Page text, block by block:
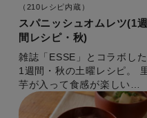
（210レシピ内蔵）
スパニッシュオムレツ(1週
間レシピ・秋)
雑誌「ESSE」とコラボした
1週間・秋の土曜レシピ。
芋が入って食感が楽しい！
【準備時間：5分】